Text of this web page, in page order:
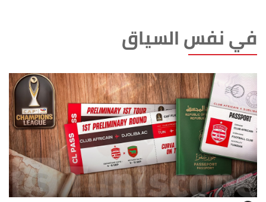
في نفس السياق